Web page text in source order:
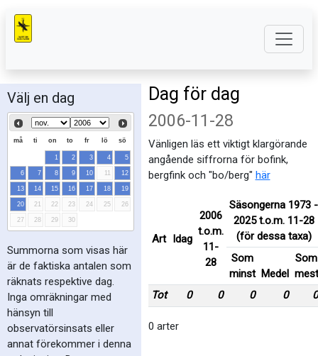
Välj en dag
må ti on to fr lö sö
1 2 3 4
5
6
7 8 9 10 11
12
13
14 15 16 17 18
19
20
21 22 23 24 25
26
27
28 29 30
Summorna som visas här
är de faktiska antalen som
räknats respektive dag.
Inga omräkningar med
hänsyn till
observatörsinsats eller
annat förekommer i denna
Dag för dag
2006-11-28
Vänligen läs ett viktigt klargörande
angående siffrorna för bofink,
bergfink och "bo/berg" här
Art Idag
2006
t.o.m.
11-
28
Säsongerna 1973 -
2025 t.o.m. 11-28
(för dessa taxa)
Som
minst Medel
Som
mest
Tot
0 0 0 0 0
0 arter